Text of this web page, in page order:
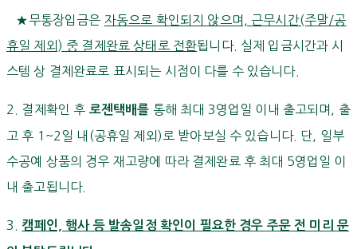
★무통장입금은 자동으로 확인되지 않으며, 근무시간(주말/공
휴일 제외) 중 결제완료 상태로 전환됩니다. 실제 입금시간과 시
스템 상 결제완료로 표시되는 시점이 다를 수 있습니다.
2. 결제확인 후 로젠택배를 통해 최대 3영업일 이내 출고되며, 출
고 후 1~2일 내(공휴일 제외)로 받아보실 수 있습니다. 단, 일부
수공예 상품의 경우 재고량에 따라 결제완료 후 최대 5영업일 이
내 출고됩니다.
3. 캠페인, 행사 등 발송일정 확인이 필요한 경우 주문 전 미리 문